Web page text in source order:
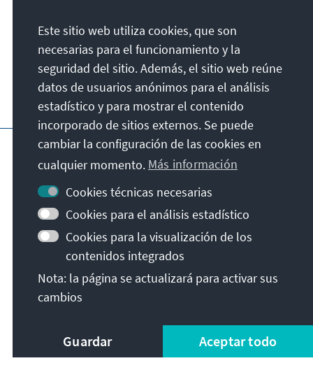
Dirección
Contacto
Visita también
Página principal de la KAS
Pie de imprenta
Protección de datos
Condiciones de uso
Notificar barrera
© Konrad-Adenauer-Stiftung e.V. 2026
Este sitio web utiliza cookies, que son
necesarias para el funcionamiento y la
seguridad del sitio. Además, el sitio web reúne
datos de usuarios anónimos para el análisis
estadístico y para mostrar el contenido
incorporado de sitios externos. Se puede
cambiar la configuración de las cookies en
cualquier momento. Más información
Cookies técnicas necesarias
Cookies para el análisis estadístico
Cookies para la visualización de los
contenidos integrados
Nota: la página se actualizará para activar sus
cambios
Guardar Aceptar todo